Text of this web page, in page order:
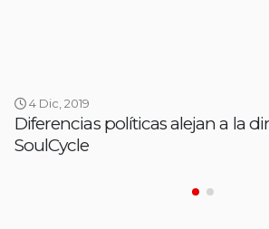
4 Dic, 2019
Diferencias políticas alejan a la
SoulCycle